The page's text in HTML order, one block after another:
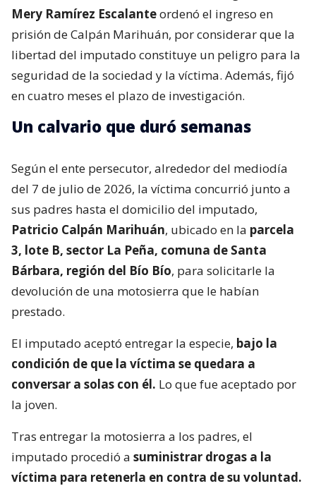
Mery Ramírez Escalanteordenó el ingreso en
prisión de Calpán Marihuán, por considerar que la
libertad del imputado constituye un peligro para la
seguridad de la sociedad y la víctima. Además, fijó
en cuatro meses el plazo de investigación.
Un calvario que duró semanas
Según el ente persecutor, alrededor del mediodía
del 7 de julio de 2026, la víctima concurrió junto a
sus padres hasta el domicilio del imputado,
Patricio Calpán Marihuán, ubicado en la parcela
3, lote B, sector La Peña, comuna de Santa
Bárbara, región del Bío Bío, para solicitarle la
devolución de una motosierra que le habían
prestado.
El imputado aceptó entregar la especie, bajo la
condición de que la víctima se quedara a
conversar a solas con él. Lo que fue aceptado por
la joven.
Tras entregar la motosierra a los padres, el
imputado procedió a suministrar drogas a la
víctima para retenerla en contra de su voluntad.